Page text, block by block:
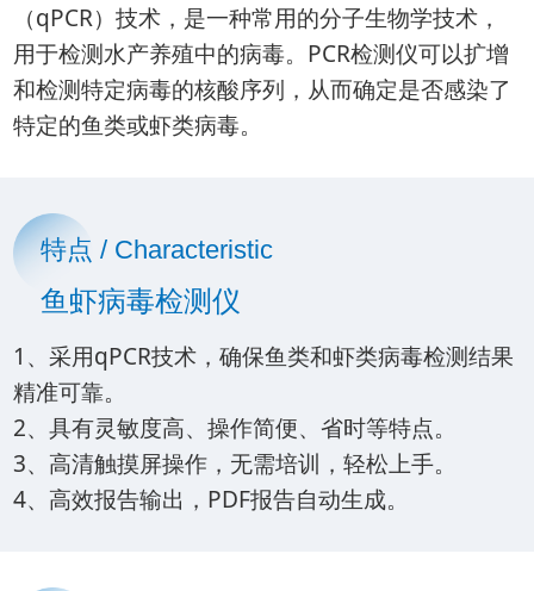
（qPCR）技术，是一种常用的分子生物学技术，
用于检测水产养殖中的病毒。PCR检测仪可以扩增
和检测特定病毒的核酸序列，从而确定是否感染了
特定的鱼类或虾类病毒。
特点 / Characteristic
鱼虾病毒检测仪
1、采用qPCR技术，确保鱼类和虾类病毒检测结果
精准可靠。
2、具有灵敏度高、操作简便、省时等特点。
3、高清触摸屏操作，无需培训，轻松上手。
4、高效报告输出，PDF报告自动生成。